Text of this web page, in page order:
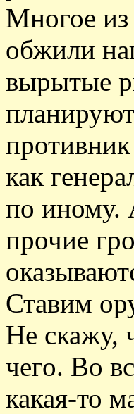
Многое
обжили
вырытые
как
по иному.
прочие
Ставим
Не скажу,
чего. Во
какая-то